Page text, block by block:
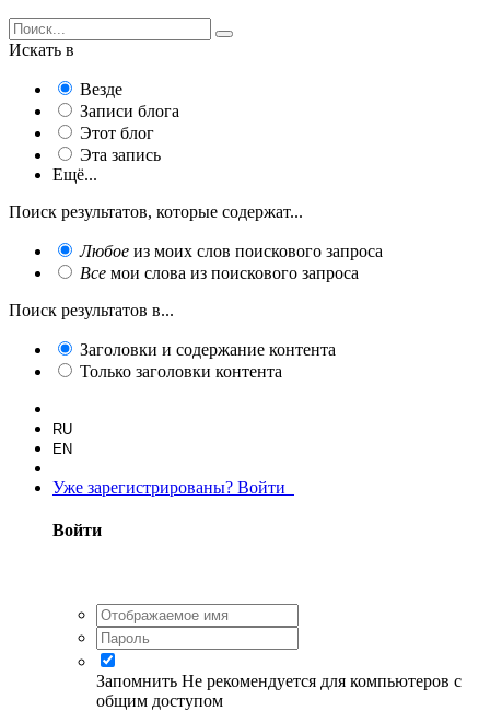
Искать в
Везде
Записи блога
Этот блог
Эта запись
Ещё...
Поиск результатов, которые содержат...
Любое из моих слов поискового запроса
Все мои слова из поискового запроса
Поиск результатов в...
Заголовки и содержание контента
Только заголовки контента
RU
EN
Уже зарегистрированы? Войти
Войти
Запомнить Не рекомендуется для компьютеров с
общим доступом